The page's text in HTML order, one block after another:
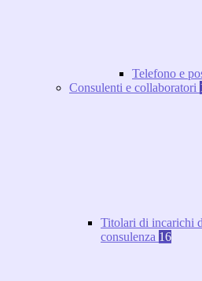
Telefono e
Consulenti e collaboratori
Titolari di incarichi
consulenza 16